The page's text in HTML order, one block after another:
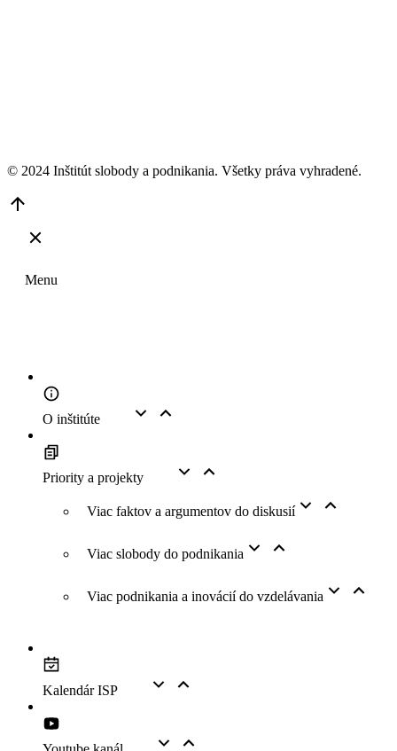
© 2024 Inštitút slobody a podnikania. Všetky práva vyhradené.
Top
Menu
O inštitúte
Priority a projekty
Viac faktov a argumentov do diskusií
Viac slobody do podnikania
Viac podnikania a inovácií do vzdelávania
Kalendár ISP